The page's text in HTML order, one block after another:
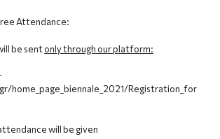
Attendance:
be sentonly through our platform:
home_page_biennale_2021/Registration_for
will be given